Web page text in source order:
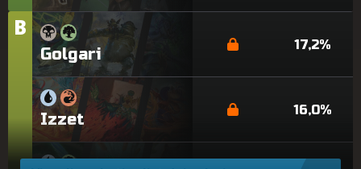
Tier
B
Golgari 17,2%
Izzet 16,0%